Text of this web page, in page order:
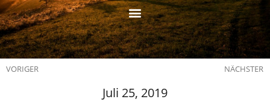
VORIGER NÄCHSTER
Juli 25, 2019